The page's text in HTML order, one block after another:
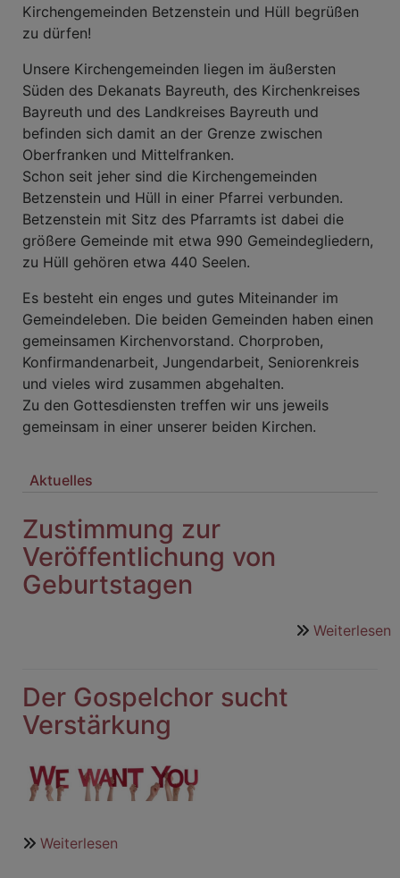
Kirchengemeinden Betzenstein und Hüll begrüßen
zu dürfen!
Unsere Kirchengemeinden liegen im äußersten
Süden des Dekanats Bayreuth, des Kirchenkreises
Bayreuth und des Landkreises Bayreuth und
befinden sich damit an der Grenze zwischen
Oberfranken und Mittelfranken.
Schon seit jeher sind die Kirchengemeinden
Betzenstein und Hüll in einer Pfarrei verbunden.
Betzenstein mit Sitz des Pfarramts ist dabei die
größere Gemeinde mit etwa 990 Gemeindegliedern,
zu Hüll gehören etwa 440 Seelen.
Es besteht ein enges und gutes Miteinander im
Gemeindeleben. Die beiden Gemeinden haben einen
gemeinsamen Kirchenvorstand. Chorproben,
Konfirmandenarbeit, Jungendarbeit, Seniorenkreis
und vieles wird zusammen abgehalten.
Zu den Gottesdiensten treffen wir uns jeweils
gemeinsam in einer unserer beiden Kirchen.
Aktuelles
Zustimmung zur
Veröffentlichung von
Geburtstagen
Weiterlesen
Der Gospelchor sucht
Verstärkung
Weiterlesen